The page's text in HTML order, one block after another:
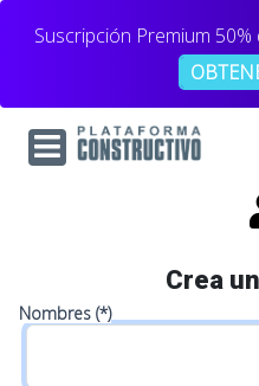
Suscripción Premium
Crea
Nombres (*)